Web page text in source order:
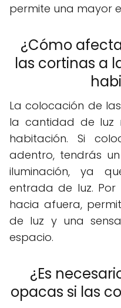
permite una mayor
¿Cómo
las cortinas a
La colocación de
la cantidad de luz
habitación. Si
adentro, tendrás
iluminación, ya
entrada de luz.
hacia afuera,
de luz y una
espacio.
¿Es
opacas si las